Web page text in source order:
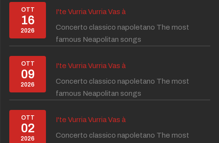
OTT
16
2026
I'te Vurria Vurria Vas à
Concerto classico napoletano The most
famous Neapolitan songs
OTT
09
2026
I'te Vurria Vurria Vas à
Concerto classico napoletano The most
famous Neapolitan songs
OTT
02
2026
I'te Vurria Vurria Vas à
Concerto classico napoletano The most